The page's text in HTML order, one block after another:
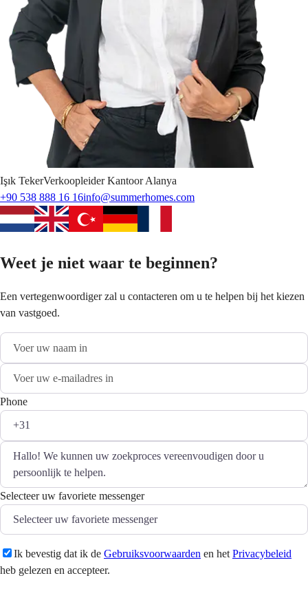
Işık TekerVerkoopleider Kantoor Alanya
+90 538 888 16 16info@summerhomes.com
Weet je niet waar te beginnen?
Een vertegenwoordiger zal u contacteren om u te helpen bij het kiezen
van vastgoed.
Phone
Selecteer uw favoriete messenger
Ik bevestig dat ik de Gebruiksvoorwaarden en het Privacybeleid
heb gelezen en accepteer.